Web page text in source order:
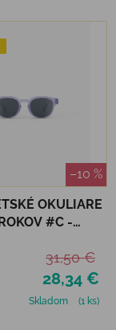
–10 %
OKULIARE
#C -
28,34 €
31,50 €
Skladom (1 ks)